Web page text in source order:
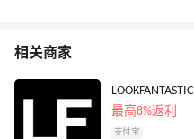
相关商家
LOOKFANTASTIC
最高8%返利
支付宝